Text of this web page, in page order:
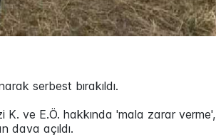
serbest bırakıldı.
K. ve E.Ö. hakkında 'mala zarar verme',
dava açıldı.